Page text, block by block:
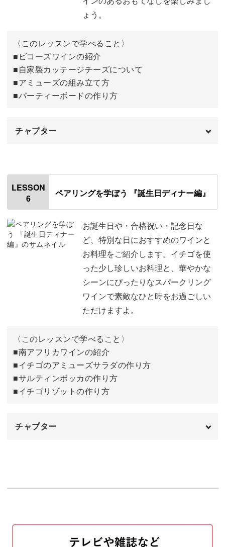
ょう。
〈このレッスンで学べること〉
■ビコーズワインの紹介
■自家製カッテージチーズについて
■アミューズの組み立て方
■パーティーボードの作り方
チャプター
はじめに
ワインの紹介
自家製カッテージチーズ 02:15
フルーツとカッテージチーズのアミューズ 02:59
パーティーボード 04:46
テーブルセッティング 07:49
LESSON
6
ペアリングを学ぼう 『誕生日ディナー編』
お誕生日や・合格祝い・記念日な
ど、特別な日におすすめのワインと
お料理をご紹介します。イチゴを使
った少し珍しいお料理と、華やかな
シーンにぴったりなスパークリング
ワインで素敵なひと時をお過ごしい
ただけますよ。
〈このレッスンで学べること〉
■南アフリカワインの紹介
■イチゴのアミューズサラダの作り方
■サルティンボッカの作り方
■イチゴリゾットの作り方
チャプター
いちごとホタテのアミューズサラダ